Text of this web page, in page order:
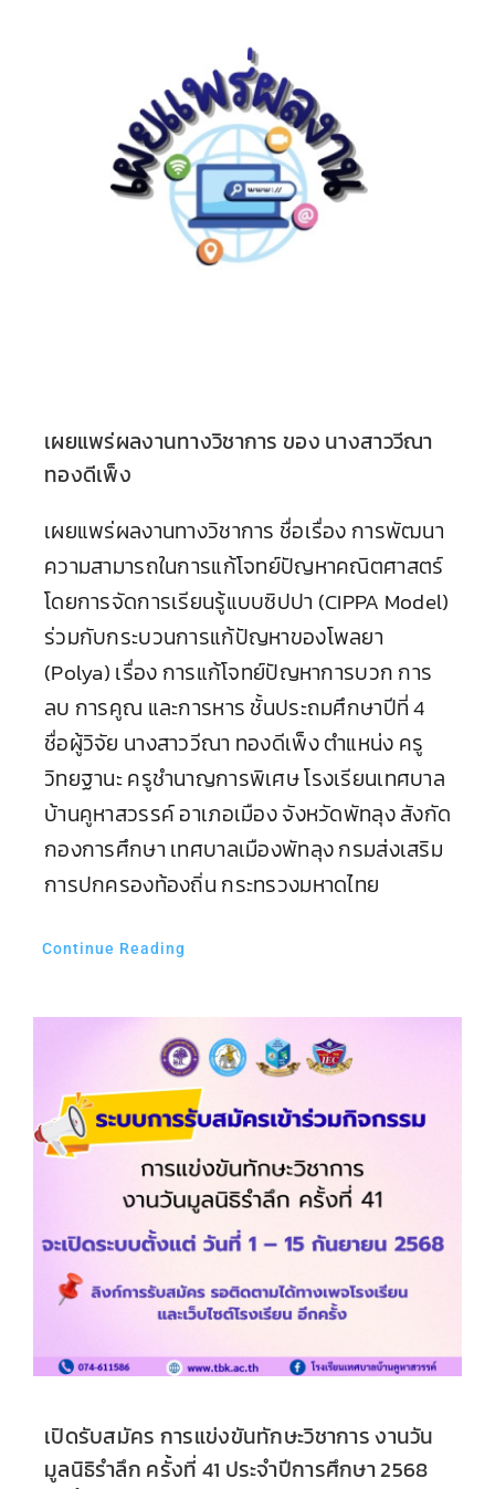
เผยแพร่ผลงานทางวิชาการ ของ นางสาววีณา
ทองดีเพ็ง
เผยแพร่ผลงานทางวิชาการ ชื่อเรื่อง การพัฒนา
ความสามารถในการแก้โจทย์ปัญหาคณิตศาสตร์
โดยการจัดการเรียนรู้แบบซิปปา (CIPPA Model)
ร่วมกับกระบวนการแก้ปัญหาของโพลยา
(Polya) เรื่อง การแก้โจทย์ปัญหาการบวก การ
ลบ การคูณ และการหาร ชั้นประถมศึกษาปีที่ 4
ชื่อผู้วิจัย นางสาววีณา ทองดีเพ็ง ตำแหน่ง ครู
วิทยฐานะ ครูชำนาญการพิเศษ โรงเรียนเทศบาล
บ้านคูหาสวรรค์ อาเภอเมือง จังหวัดพัทลุง สังกัด
กองการศึกษา เทศบาลเมืองพัทลุง กรมส่งเสริม
การปกครองท้องถิ่น กระทรวงมหาดไทย
Continue Reading
เปิดรับสมัคร การแข่งขันทักษะวิชาการ งานวัน
มูลนิธิรำลึก ครั้งที่ 41 ประจำปีการศึกษา 2568